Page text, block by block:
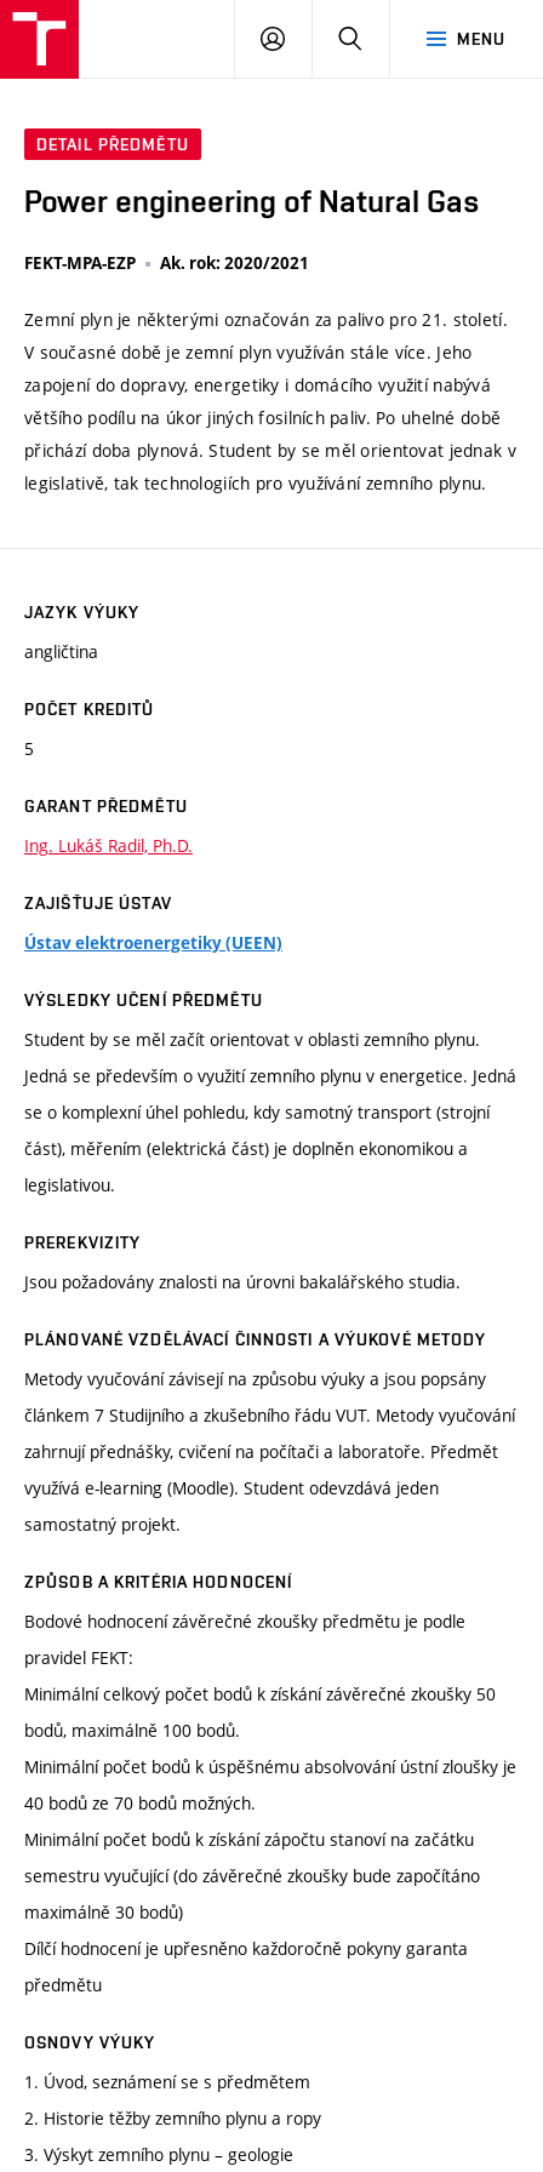
MENU
PŘIHLÁSIT
DETAIL PŘEDMĚTU
Power engineering of Natural Gas
FEKT-MPA-EZP Ak. rok: 2020/2021
Zemní plyn je některými označován za palivo pro 21. století.
V současné době je zemní plyn využíván stále více. Jeho
zapojení do dopravy, energetiky i domácího využití nabývá
většího podílu na úkor jiných fosilních paliv. Po uhelné době
přichází doba plynová. Student by se měl orientovat jednak v
legislativě, tak technologiích pro využívání zemního plynu.
JAZYK VÝUKY
angličtina
POČET KREDITŮ
5
GARANT PŘEDMĚTU
Ing. Lukáš Radil, Ph.D.
ZAJIŠŤUJE ÚSTAV
Ústav elektroenergetiky (UEEN)
VÝSLEDKY UČENÍ PŘEDMĚTU
Student by se měl začít orientovat v oblasti zemního plynu.
Jedná se především o využití zemního plynu v energetice. Jedná
se o komplexní úhel pohledu, kdy samotný transport (strojní
část), měřením (elektrická část) je doplněn ekonomikou a
legislativou.
PREREKVIZITY
Jsou požadovány znalosti na úrovni bakalářského studia.
PLÁNOVANÉ VZDĚLÁVACÍ ČINNOSTI A VÝUKOVÉ METODY
Metody vyučování závisejí na způsobu výuky a jsou popsány
článkem 7 Studijního a zkušebního řádu VUT. Metody vyučování
zahrnují přednášky, cvičení na počítači a laboratoře. Předmět
využívá e-learning (Moodle). Student odevzdává jeden
samostatný projekt.
ZPŮSOB A KRITÉRIA HODNOCENÍ
Bodové hodnocení závěrečné zkoušky předmětu je podle
pravidel FEKT:
Minimální celkový počet bodů k získání závěrečné zkoušky 50
bodů, maximálně 100 bodů.
Minimální počet bodů k úspěšnému absolvování ústní zloušky je
40 bodů ze 70 bodů možných.
Minimální počet bodů k získání zápočtu stanoví na začátku
semestru vyučující (do závěrečné zkoušky bude započítáno
maximálně 30 bodů)
Dílčí hodnocení je upřesněno každoročně pokyny garanta
předmětu
OSNOVY VÝUKY
1. Úvod, seznámení se s předmětem
2. Historie těžby zemního plynu a ropy
3. Výskyt zemního plynu – geologie